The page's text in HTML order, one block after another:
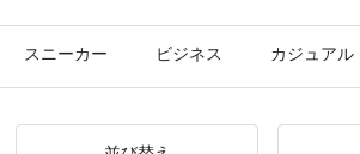
スニーカー ビジネス カジュアル